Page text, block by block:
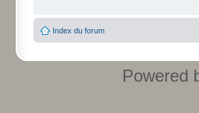
Index du forum
Powered